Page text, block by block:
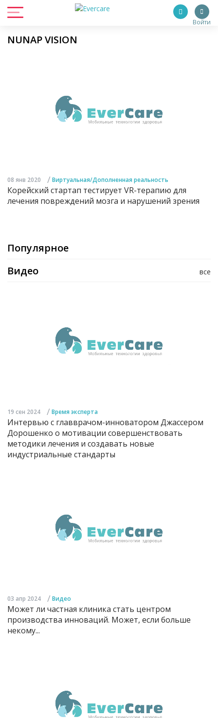
Войти
NUNAP VISION
08 янв 2020 / Виртуальная/Дополненная реальность
Корейский стартап тестирует VR-терапию для
лечения повреждений мозга и нарушений зрения
Популярное
все
Видео
19 сен 2024 / Время эксперта
Интервью с главврачом-инноватором Джассером
Дорошенко о мотивации совершенствовать
методики лечения и создавать новые
индустриальные стандарты
03 апр 2024 / Видео
Может ли частная клиника стать центром
производства инноваций. Может, если больше
некому...